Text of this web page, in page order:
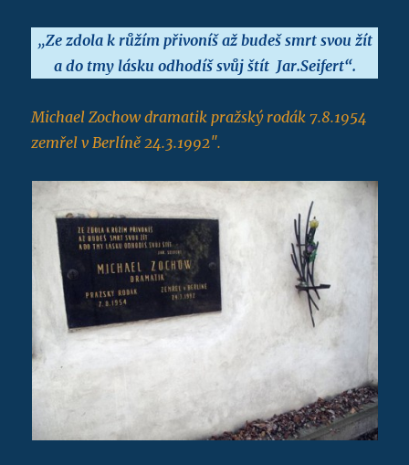
„Ze zdola k růžím přivoníš až budeš smrt svou žít
a do tmy lásku odhodíš svůj štít Jar.Seifert“.
Michael Zochow dramatik pražský rodák 7.8.1954
zemřel v Berlíně 24.3.1992″.